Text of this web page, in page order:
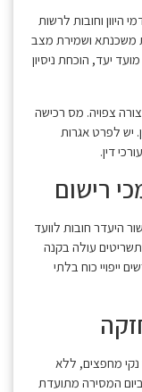
היוון וחובות לרשות
משכנתא ושמירת מצב
יעד, הוכחת ניסיון
צפויה. מס רכישה
יש לפרט אגרות
דין.
רישום
היעדר חובות לוועד
עולה בקנה
ייפויי כוח בלתי
נקי מחפצים, ללא
המסירה מתועדת